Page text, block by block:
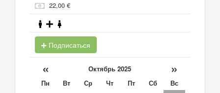
22,00 €
Подписаться
« Октябрь 2025 »
Пн Вт Ср Чт Пт Сб
Вс